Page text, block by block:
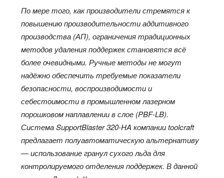
По мере того, как производители стремятся к
повышению производительности аддитивного
производства (АП), ограничения традиционных
методов удаления поддержек становятся всё
более очевидными. Ручные методы не могут
надёжно обеспечить требуемые показатели
безопасности, воспроизводимости и
себестоимости в промышленном лазерном
порошковом наплавлении в слое (PBF-LB).
Система SupportBlaster 320-HA компании toolcraft
предлагает полуавтоматическую альтернативу
— использование гранул сухого льда для
контролируемого отделения поддержек. В данной